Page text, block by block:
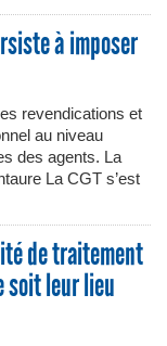
à imposer
revendications et
au niveau
des agents. La
La CGT s’est
de traitement
soit leur lieu